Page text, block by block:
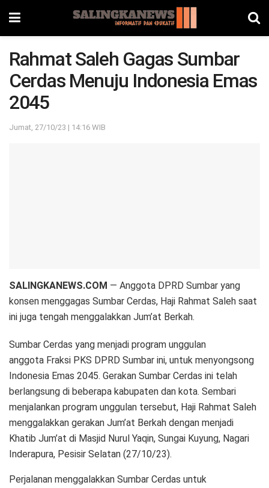
Rahmat Saleh Gagas Sumbar
Cerdas Menuju Indonesia Emas
2045
Jumat, 27/10/23 | 14:16 WIB
SALINGKANEWS.COM — Anggota DPRD Sumbar yang
konsen menggagas Sumbar Cerdas, Haji Rahmat Saleh saat
ini juga tengah menggalakkan Jum’at Berkah.
Sumbar Cerdas yang menjadi program unggulan
anggota Fraksi PKS DPRD Sumbar ini, untuk menyongsong
Indonesia Emas 2045. Gerakan Sumbar Cerdas ini telah
berlangsung di beberapa kabupaten dan kota. Sembari
menjalankan program unggulan tersebut, Haji Rahmat Saleh
menggalakkan gerakan Jum’at Berkah dengan menjadi
Khatib Jum’at di Masjid Nurul Yaqin, Sungai Kuyung, Nagari
Inderapura, Pesisir Selatan (27/10/23).
Perjalanan menggalakkan Sumbar Cerdas untuk